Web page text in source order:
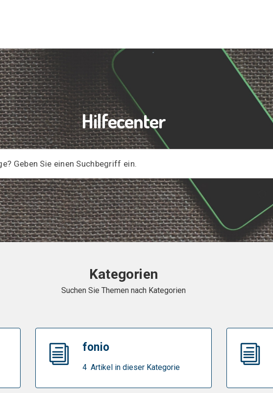
Hilfecenter
Kategorien
Suchen Sie Themen nach Kategorien
fonio
4 Artikel in dieser Kategorie